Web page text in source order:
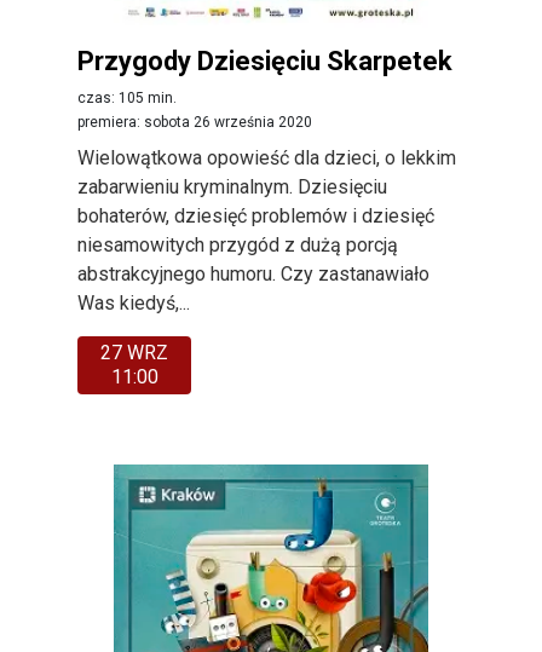
Przygody Dziesięciu Skarpetek
czas: 105 min.
premiera: sobota 26 września 2020
Wielowątkowa opowieść dla dzieci, o lekkim
zabarwieniu kryminalnym. Dziesięciu
bohaterów, dziesięć problemów i dziesięć
niesamowitych przygód z dużą porcją
abstrakcyjnego humoru. Czy zastanawiało
Was kiedyś,...
27 WRZ
11:00